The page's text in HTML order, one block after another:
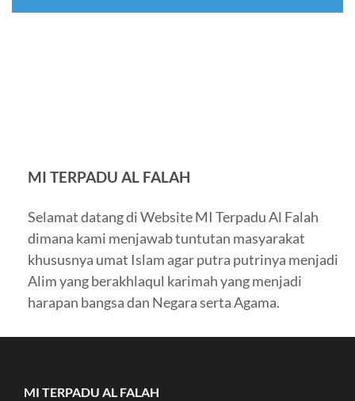
MI TERPADU AL FALAH
Selamat datang di Website MI Terpadu Al Falah
dimana kami menjawab tuntutan masyarakat
khususnya umat Islam agar putra putrinya menjadi
Alim yang berakhlaqul karimah yang menjadi
harapan bangsa dan Negara serta Agama.
MI TERPADU AL FALAH